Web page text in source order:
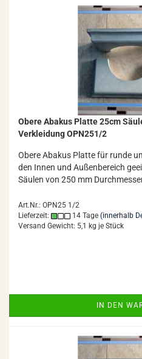
Obere Aba­kus Plat­te 25cm
Ver­klei­dung OPN251/2
Obere Aba­kus Plat­te für runde
den Innen und Au­ßen­be­reich
Säu­len von 250 mm
Art.Nr.: OPN25 1/2
Lieferzeit:
14 Tage (innerhalb
Versand Gewicht: 5,1 kg je Stück
IN DEN